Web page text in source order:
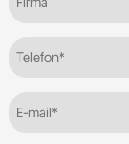
(Required)
mail